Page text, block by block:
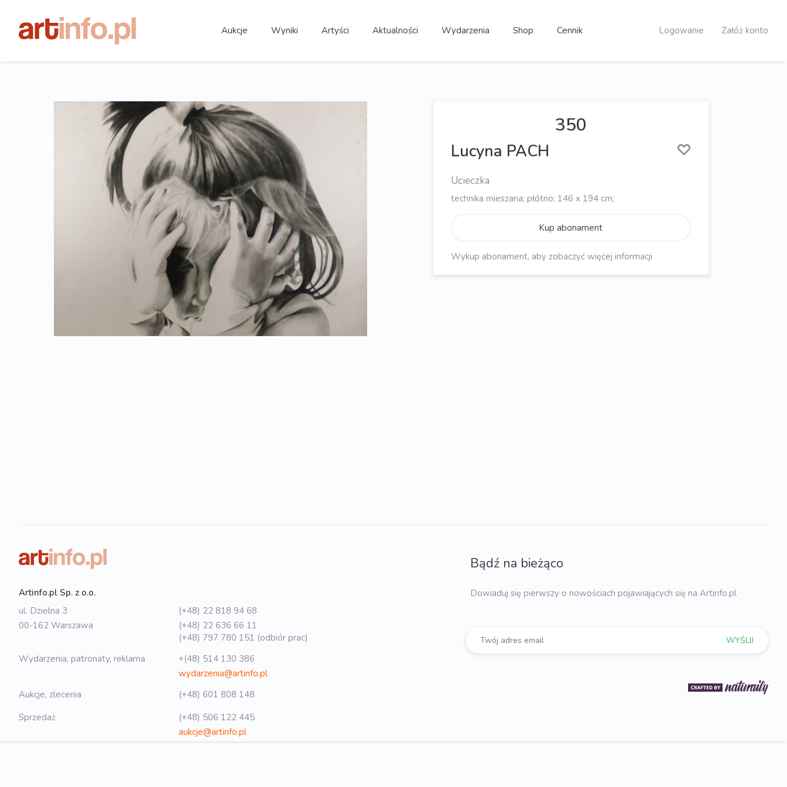
Aukcje Wyniki Artyści Aktualności Wydarzenia Shop Cennik Logowanie Załóż konto
350
Lucyna PACH
Ucieczka
technika mieszana; płótno; 146 x 194 cm;
Kup abonament
Wykup abonament, aby zobaczyć więcej informacji
Artinfo.pl Sp. z o.o.
ul. Dzielna 3
00-162 Warszawa
(+48) 22 818 94 68
(+48) 22 636 66 11
(+48) 797 780 151 (odbiór prac)
Wydarzenia, patronaty, reklama
+(48) 514 130 386
wydarzenia@artinfo.pl
Aukcje, zlecenia
(+48) 601 808 148
Sprzedaż
(+48) 506 122 445
aukcje@artinfo.pl
Bądź na bieżąco
Dowiaduj się pierwszy o nowościach pojawiających się na Artinfo.pl
WYŚLIJ